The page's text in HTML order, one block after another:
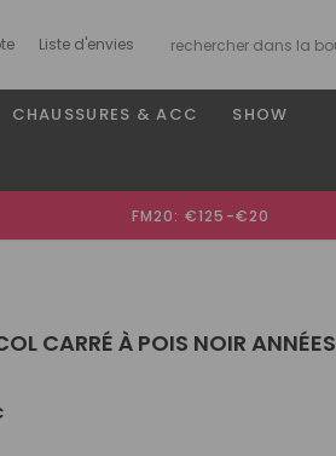
Liste d'envies
CHAUSSURES & ACC SHOW
FM20: €125-€20
CARRÉ À POIS NOIR ANNÉES